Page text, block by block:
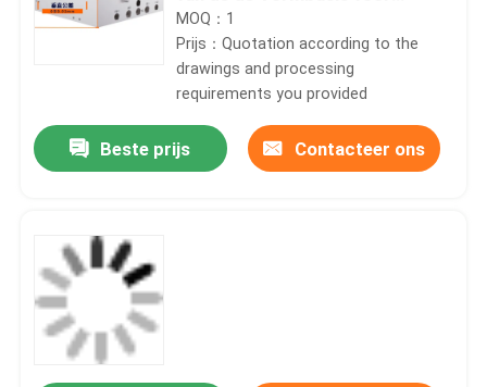
Oppervlaktebehandeling
MOQ：1
Prijs：Quotation according to the
drawings and processing
requirements you provided
Beste prijs Contacteer ons